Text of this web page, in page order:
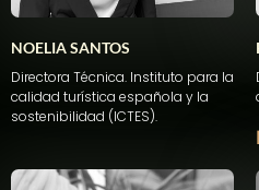
NOELIA SANTOS
Directora Técnica. Instituto para la
calidad turística española y la
sostenibilidad (ICTES).